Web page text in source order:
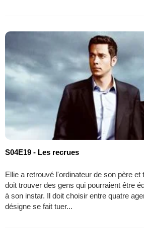
S04E19 - Les recrues
Ellie a retrouvé l'ordinateur de son père
doit trouver des gens qui pourraient être
à son instar. Il doit choisir entre quatre
désigne se fait tuer...